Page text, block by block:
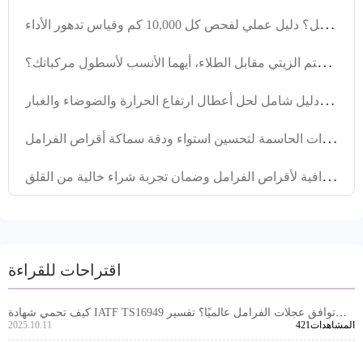
م
تى يجب تغيير فحمات الفرامل؟ دليل عملي لفحص كل 10,000 كم وقياس تدهور الأداء
م
قارنة حلول حماية قرص الفرامل من الصدأ في المناطق الرطبة: الختم الزيتي مقابل الطلاء، أيهما الأنسب لأسطول مركباتك؟
أ
نظمة فرامل المركبات التجارية: دليل شامل لحل أعطال ارتفاع الحرارة والضوضاء والغبار
ت
حليل تقنيات الخراطة الفعالة: الخطوات الحاسمة لتحسين استواء ودقة سماكة أقراص الفرامل
ت
واصل معنا للحصول على حلول مخصصة احترافية لأقراص الفرامل وضمان تجربة شراء خالية من القلق
اقتراحات للقراءة
كيف تحمي شهادة IATF TS16949 توافق عجلات الفرامل عالميًا؟ تفسير
رسمي
2025.10.11 421المشاهدات